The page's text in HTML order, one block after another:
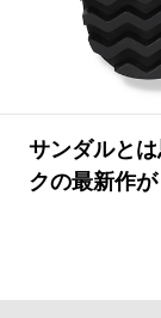
#SPORTS
サンダルと
クの最新作が